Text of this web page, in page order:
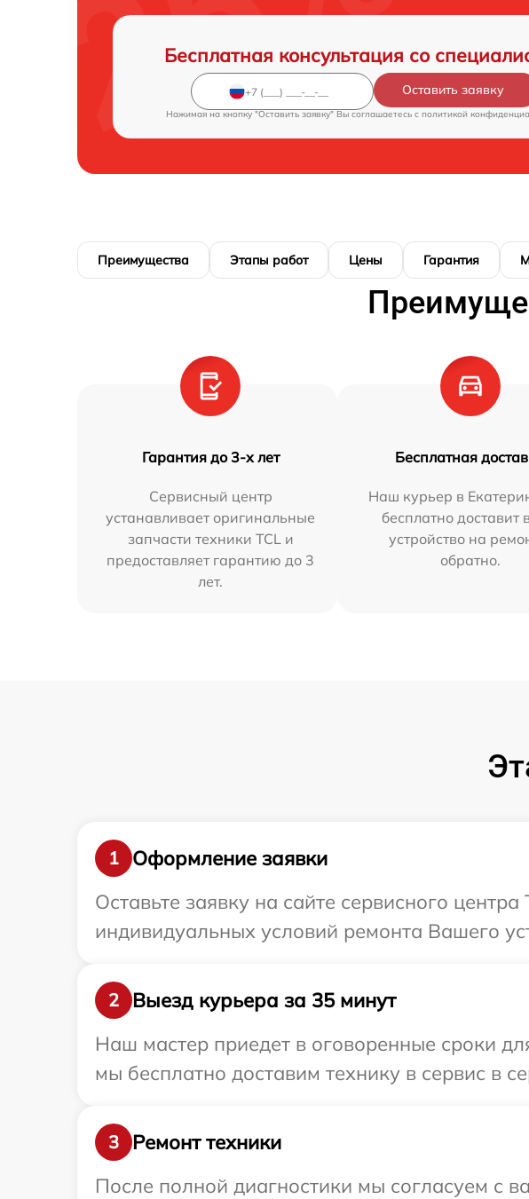
Бесплатная консультация со
Оставить заявку
Нажимая на кнопку "Оставить заявку" Вы соглашаетесь c политикой
Преимущества Этапы работ Цены Гарантия
Гарантия до 3-х лет
Сервисный центр
устанавливает оригинальные
запчасти техники TCL и
предоставляет гарантию до 3
лет.
Бесплатная
Наш курьер в
бесплатно доставит
устройство на
обратно.
1
Оформление заявки
Оставьте заявку на сайте сервисного
индивидуальных условий ремонта Вашего
2
Выезд курьера за 35 минут
Наш мастер приедет в оговоренные сроки
мы бесплатно доставим технику в сервис в
3
Ремонт техники
После полной диагностики мы согласуем с